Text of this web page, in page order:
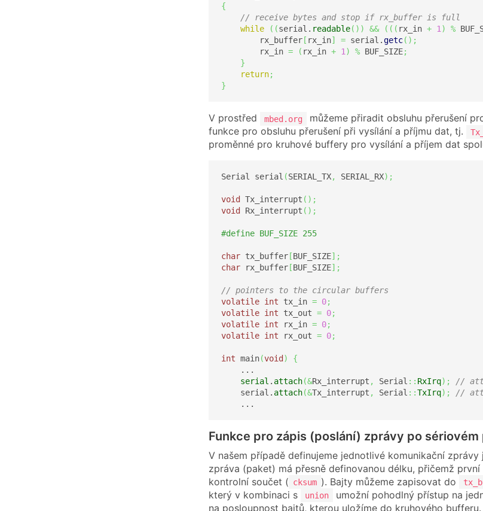
{
// receive bytes and stop if rx_buffer is full
while
( (serial. readable( ) ) && ( ( ( rx_in + 1 ) %
        rx_buffer
[ rx_in] = serial.getc( ) ;
        rx_in
= ( rx_in + 1 ) % BUF_SIZE;
}
return;
}
V prostřed mbed.org můžeme přiradit obsluhu přerušení
funkce pro obsluhu přerušení při vysílání a příjmu dat, tj.
proměnné pro kruhové buffery pro vysílání a příjem dat
Serial serial (SERIAL_TX, SERIAL_RX) ;
void Tx_interrupt ( ) ;
void Rx_interrupt ( ) ;
#define BUF_SIZE 255
char tx_buffer[BUF_SIZE] ;
char rx_buffer[BUF_SIZE] ;
// pointers to the circular buffers
volatile int tx_in = 0;
volatile int tx_out = 0;
volatile int rx_in = 0;
volatile int rx_out = 0;
int main(void)
{
    ...
serial . attach(&Rx_interrupt , Serial :: RxIrq) ;
//
    serial.
attach(&Tx_interrupt , Serial ::TxIrq) ;
//
    ...
Funkce pro zápis (poslání) zprávy po
V našem případě definujeme jednotlivé komunikační
zpráva (paket) má přesně definovanou délku, přičemž
kontrolní součet ( cksum ). Bajty můžeme zapisovat do
který v kombinaci s
union
umožní pohodlný přístup na
na posloupnost bajtů, kterou uložíme do kruhového